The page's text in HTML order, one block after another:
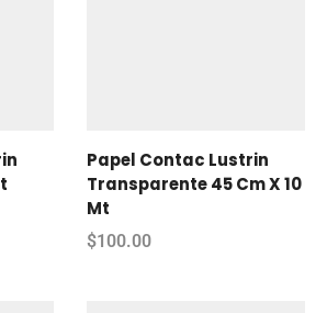
Papel Contac Lustrin
Transparente 45 Cm X 10
Mt
$100.00